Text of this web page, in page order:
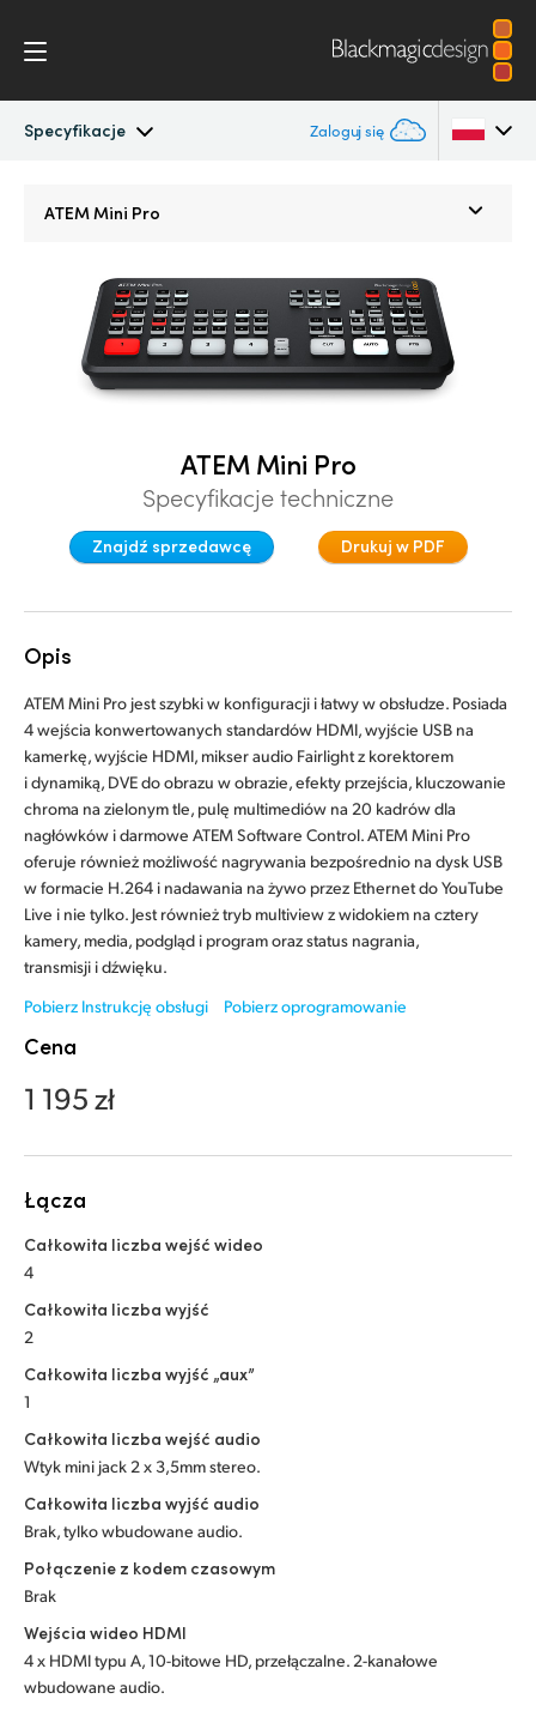
Specyfikacje Zaloguj się
Oprogramowanie
Rozpoczęcie pracy
Specyfikacje
Austria
Brazil
Canada
Denmark
Finland
France
Hong Kong SAR, China
India
Italy
Japan
Korea
Mexico
Malaysia
South Africa
Spain
Chinese Taipei
UAE
Ukraine
ATEM Mini Pro
ATEM Mini Pro
Specyfikacje techniczne
Znajdź sprzedawcę Drukuj w PDF
Opis
ATEM Mini Pro jest szybki w konfiguracji i łatwy w obsłudze. Posiada
4 wejścia konwertowanych standardów HDMI, wyjście USB na
kamerkę, wyjście HDMI, mikser audio Fairlight z korektorem
i dynamiką, DVE do obrazu w obrazie, efekty przejścia, kluczowanie
chroma na zielonym tle, pulę multimediów na 20 kadrów dla
nagłówków i darmowe ATEM Software Control. ATEM Mini Pro
oferuje również możliwość nagrywania bezpośrednio na dysk USB
w formacie H.264 i nadawania na żywo przez Ethernet do YouTube
Live i nie tylko. Jest również tryb multiview z widokiem na cztery
kamery, media, podgląd i program oraz status nagrania,
transmisji i dźwięku.
Pobierz Instrukcję obsługi
Pobierz oprogramowanie
Cena
1 195 zł
Łącza
Całkowita liczba wejść wideo
4
Całkowita liczba wyjść
2
Całkowita liczba wyjść „aux”
1
Całkowita liczba wejść audio
Wtyk mini jack 2 x 3,5mm stereo.
Całkowita liczba wyjść audio
Brak, tylko wbudowane audio.
Połączenie z kodem czasowym
Brak
Wejścia wideo HDMI
4 x HDMI typu A, 10-bitowe HD, przełączalne. 2-kanałowe
wbudowane audio.